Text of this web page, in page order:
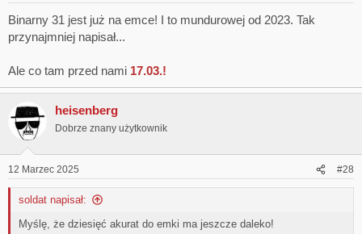
Binarny 31 jest już na emce! I to mundurowej od 2023. Tak
przynajmniej napisał...
Ale co tam przed nami 17.03.!
heisenberg
Dobrze znany użytkownik
12 Marzec 2025 #28
soldat napisał:
Myślę, że dziesięć akurat do emki ma jeszcze daleko!